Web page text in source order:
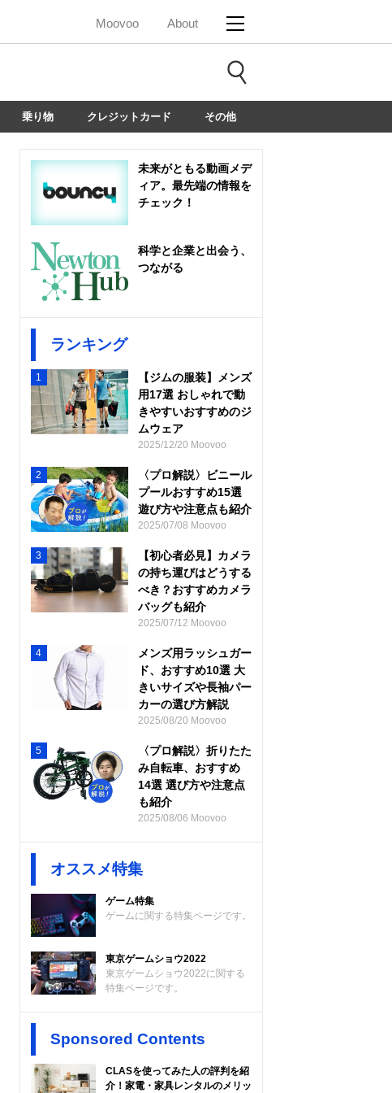
Moovoo About
乗り物 クレジットカード その他
未来がともる動画メデ
ィア。最先端の情報を
チェック！
科学と企業と出会う、
つながる
ランキング
1
【ジムの服装】メンズ
用17選 おしゃれで動
きやすいおすすめのジ
ムウェア
2025/12/20 Moovoo
2
〈プロ解説〉ビニール
プールおすすめ15選
遊び方や注意点も紹介
2025/07/08 Moovoo
3
【初心者必見】カメラ
の持ち運びはどうする
べき？おすすめカメラ
バッグも紹介
2025/07/12 Moovoo
4
メンズ用ラッシュガー
ド、おすすめ10選 大
きいサイズや長袖パー
カーの選び方解説
2025/08/20 Moovoo
5
〈プロ解説〉折りたた
み自転車、おすすめ
14選 選び方や注意点
も紹介
2025/08/06 Moovoo
オススメ特集
ゲーム特集
ゲームに関する特集ページです。
東京ゲームショウ2022
東京ゲームショウ2022に関する
特集ページです。
Sponsored Contents
CLASを使ってみた人の評判を紹
介！家電・家具レンタルのメリッ